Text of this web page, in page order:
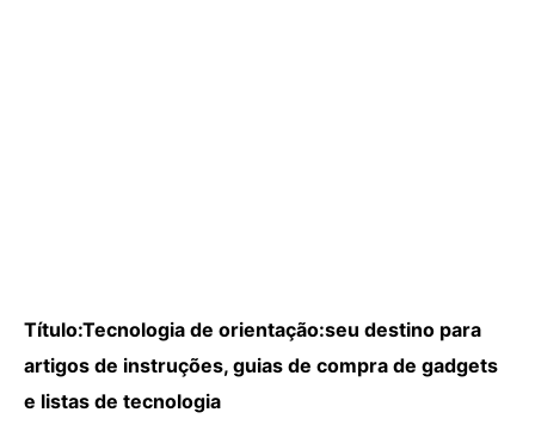
Título:Tecnologia de orientação:seu destino para
artigos de instruções, guias de compra de gadgets
e listas de tecnologia